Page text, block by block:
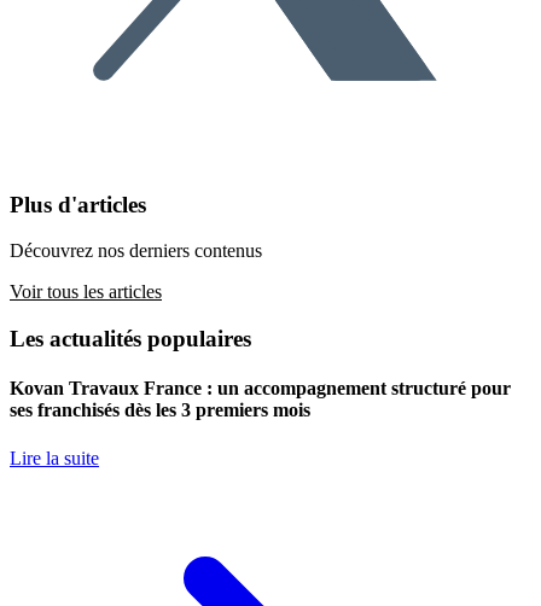
Plus d'articles
Découvrez nos derniers contenus
Voir tous les articles
Les actualités populaires
Kovan Travaux France : un accompagnement structuré pour
ses franchisés dès les 3 premiers mois
Lire la suite